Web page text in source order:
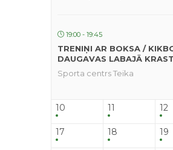
19:00 - 19:45
TRENIŅI AR BOKSA /
DAUGAVAS LABAJĀ
Sporta centrs Teika
10 11 12
17 18 19